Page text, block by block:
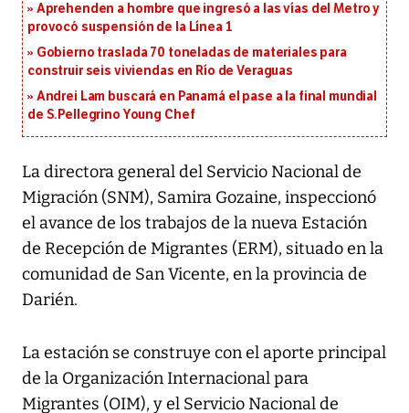
Aprehenden a hombre que ingresó a las vías del Metro y
provocó suspensión de la Línea 1
Gobierno traslada 70 toneladas de materiales para
construir seis viviendas en Río de Veraguas
Andrei Lam buscará en Panamá el pase a la final mundial
de S.Pellegrino Young Chef
La directora general del Servicio Nacional de
Migración (SNM), Samira Gozaine, inspeccionó
el avance de los trabajos de la nueva Estación
de Recepción de Migrantes (ERM), situado en la
comunidad de San Vicente, en la provincia de
Darién.
La estación se construye con el aporte principal
de la Organización Internacional para
Migrantes (OIM), y el Servicio Nacional de